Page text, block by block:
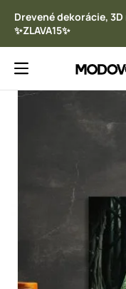
Drevené dekorácie, 3D
✨ZLAVA15✨